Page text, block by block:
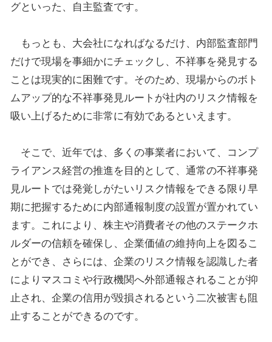
グといった、自主監査です。
もっとも、大会社になればなるだけ、内部監査部門
だけで現場を事細かにチェックし、不祥事を発見する
ことは現実的に困難です。そのため、現場からのボト
ムアップ的な不祥事発見ルートが社内のリスク情報を
吸い上げるために非常に有効であるといえます。
そこで、近年では、多くの事業者において、コンプ
ライアンス経営の推進を目的として、通常の不祥事発
見ルートでは発覚しがたいリスク情報をできる限り早
期に把握するために内部通報制度の設置が置かれてい
ます。これにより、株主や消費者その他のステークホ
ルダーの信頼を確保し、企業価値の維持向上を図るこ
とができ、さらには、企業のリスク情報を認識した者
によりマスコミや行政機関へ外部通報されることが抑
止され、企業の信用が毀損されるという二次被害も阻
止することができるのです。